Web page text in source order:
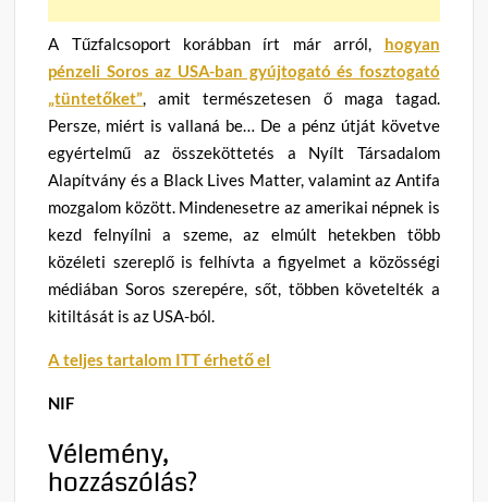
A Tűzfalcsoport korábban írt már arról, hogyan
pénzeli Soros az USA-ban gyújtogató és fosztogató
„tüntetőket”, amit természetesen ő maga tagad.
Persze, miért is vallaná be… De a pénz útját követve
egyértelmű az összeköttetés a Nyílt Társadalom
Alapítvány és a Black Lives Matter, valamint az Antifa
mozgalom között. Mindenesetre az amerikai népnek is
kezd felnyílni a szeme, az elmúlt hetekben több
közéleti szereplő is felhívta a figyelmet a közösségi
médiában Soros szerepére, sőt, többen követelték a
kitiltását is az USA-ból.
A teljes tartalom ITT érhető el
NIF
Vélemény,
hozzászólás?